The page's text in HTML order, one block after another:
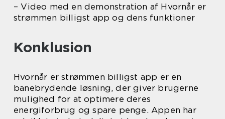
– Video med en demonstration af Hvornår er
strømmen billigst app og dens funktioner
Konklusion
Hvornår er strømmen billigst app er en
banebrydende løsning, der giver brugerne
mulighed for at optimere deres
energiforbrug og spare penge. Appen har